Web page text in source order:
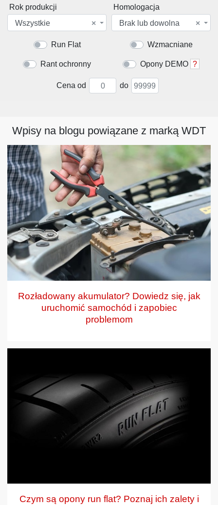
Rok produkcji
×
Wszystkie
Homologacja
×
Brak lub dowolna
Run Flat Wzmacniane
Rant ochronny Opony DEMO ?
Cena od do
Wpisy na blogu powiązane z marką WDT
Rozładowany akumulator? Dowiedz się, jak
uruchomić samochód i zapobiec
problemom
Czym są opony run flat? Poznaj ich zalety i